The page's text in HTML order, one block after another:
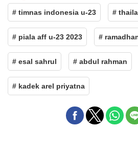
# timnas indonesia u-23 #
# piala aff u-23 2023 #
# esal sahrul # abdul rahman
# kadek arel priyatna